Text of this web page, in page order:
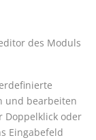
und bearbeiten
Doppelklick oder
Eingabefeld